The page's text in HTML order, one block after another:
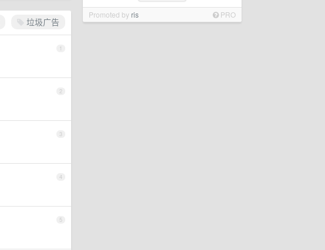
Promoted by ris PRO
垃圾广告
1
2
3
4
5